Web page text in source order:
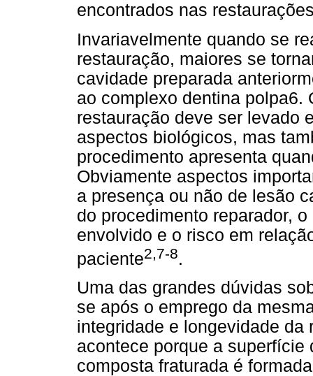
encontrados nas
Invariavelmente quando se
restauração, maiores se
cavidade preparada
ao complexo dentina polpa6.
restauração deve ser levado
aspectos biológicos, mas
procedimento apresenta
Obviamente aspectos
a presença ou não de lesão
do procedimento reparador,
envolvido e o risco em
paciente2,7-8.
Uma das grandes dúvidas
se após o emprego da
integridade e longevidade
acontece porque a superfície
composta fraturada é